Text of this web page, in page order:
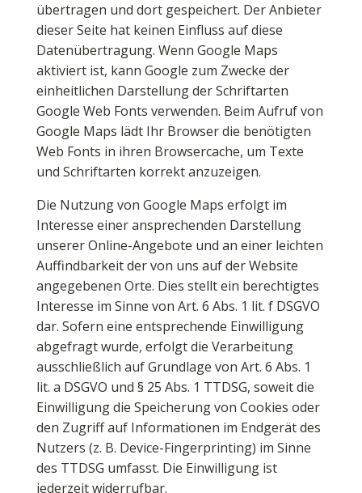
übertragen und dort gespeichert. Der Anbieter
dieser Seite hat keinen Einfluss auf diese
Datenübertragung. Wenn Google Maps
aktiviert ist, kann Google zum Zwecke der
einheitlichen Darstellung der Schriftarten
Google Web Fonts verwenden. Beim Aufruf von
Google Maps lädt Ihr Browser die benötigten
Web Fonts in ihren Browsercache, um Texte
und Schriftarten korrekt anzuzeigen.
Die Nutzung von Google Maps erfolgt im
Interesse einer ansprechenden Darstellung
unserer Online-Angebote und an einer leichten
Auffindbarkeit der von uns auf der Website
angegebenen Orte. Dies stellt ein berechtigtes
Interesse im Sinne von Art. 6 Abs. 1 lit. f DSGVO
dar. Sofern eine entsprechende Einwilligung
abgefragt wurde, erfolgt die Verarbeitung
ausschließlich auf Grundlage von Art. 6 Abs. 1
lit. a DSGVO und § 25 Abs. 1 TTDSG, soweit die
Einwilligung die Speicherung von Cookies oder
den Zugriff auf Informationen im Endgerät des
Nutzers (z. B. Device-Fingerprinting) im Sinne
des TTDSG umfasst. Die Einwilligung ist
jederzeit widerrufbar.